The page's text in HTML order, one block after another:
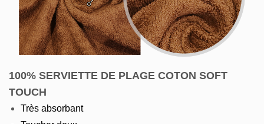
100% SERVIETTE DE PLAGE COTON SOFT
TOUCH
Très absorbant